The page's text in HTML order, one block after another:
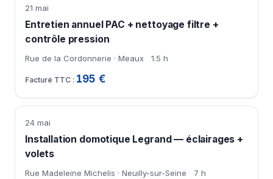
21 mai
Entretien annuel PAC + nettoyage filtre +
contrôle pression
Rue de la Cordonnerie · Meaux 1.5 h
195 €
24 mai
Installation domotique Legrand — éclairages +
volets
Rue Madeleine Michelis · Neuilly-sur-Seine 7 h